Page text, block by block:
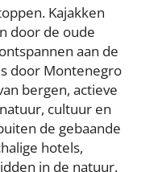
Kajakken
door de oude
aan de
door Montenegro
bergen, actieve
cultuur en
de gebaande
hotels,
in de natuur.